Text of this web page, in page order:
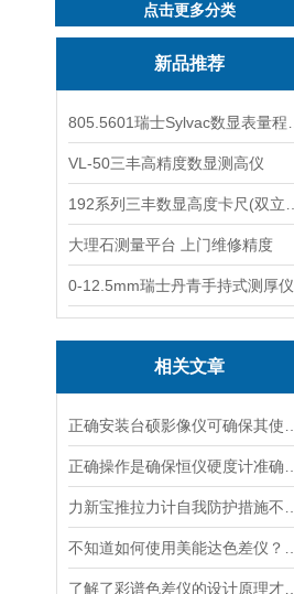
点击更多分类
新品推荐
VL-50三丰高精度数显测高仪
大理石测量平台 上门维修精度
0-12.5mm瑞士丹青手持式测厚仪
相关文章